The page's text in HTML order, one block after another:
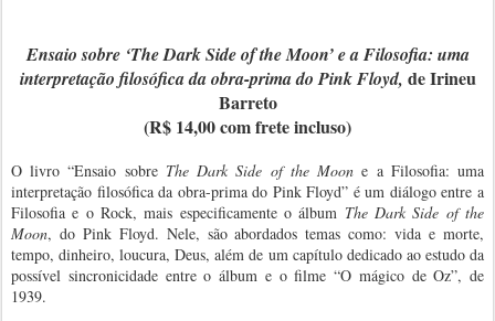
Ensaio sobre ‘The Dark Side of the Moon’ e a Filosofia: uma
interpretação filosófica da obra-prima do Pink Floyd, de Irineu
Barreto
(R$ 14,00 com frete incluso)
O livro “Ensaio sobre The Dark Side of the Moon e a Filosofia: uma
interpretação filosófica da obra-prima do Pink Floyd” é um diálogo entre a
Filosofia e o Rock, mais especificamente o álbum The Dark Side of the
Moon, do Pink Floyd. Nele, são abordados temas como: vida e morte,
tempo, dinheiro, loucura, Deus, além de um capítulo dedicado ao estudo da
possível sincronicidade entre o álbum e o filme “O mágico de Oz”, de
1939.